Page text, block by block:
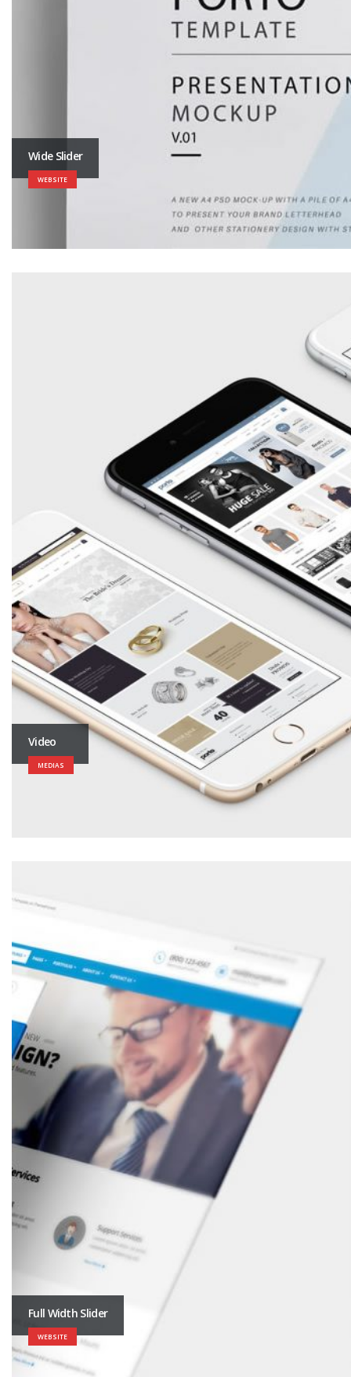
Wide Slider
WEBSITE
Video
MEDIAS
Full Width Slider
WEBSITE